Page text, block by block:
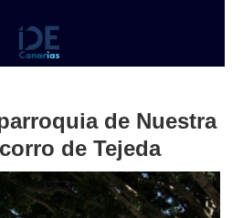
de Nuestra
de Tejeda